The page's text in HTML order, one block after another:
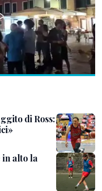
di Ross:
alto la